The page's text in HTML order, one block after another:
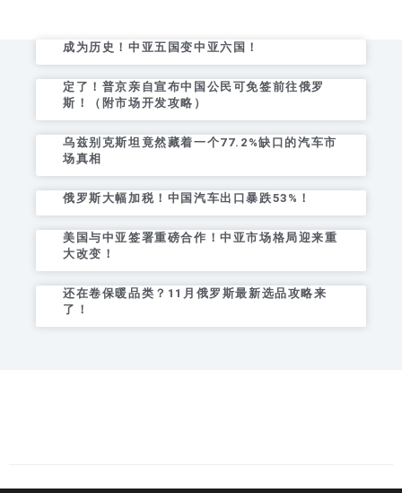
成为历史！中亚五国变中亚六国！
定了！普京亲自宣布中国公民可免签前往俄罗
斯！（附市场开发攻略）
乌兹别克斯坦竟然藏着一个77.2%缺口的汽车市
场真相
俄罗斯大幅加税！中国汽车出口暴跌53%！
美国与中亚签署重磅合作！中亚市场格局迎来重
大改变！
还在卷保暖品类？11月俄罗斯最新选品攻略来
了！